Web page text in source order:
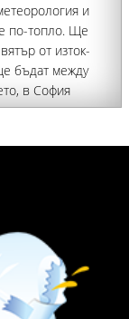
и
по-топло. Ще
от изток-
бъдат между
в София